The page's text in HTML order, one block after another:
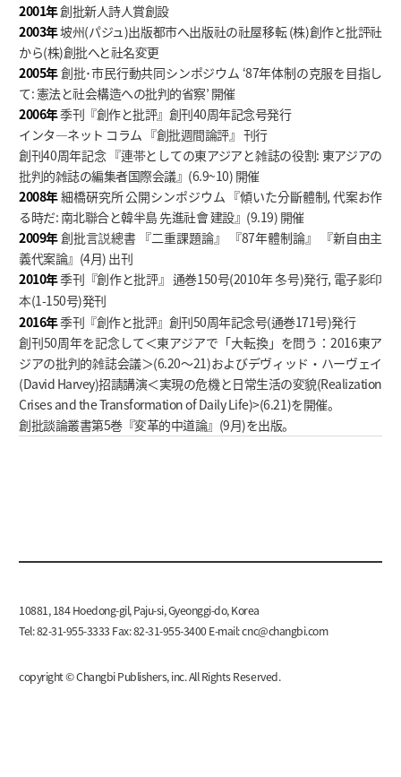
2001年創批新人詩人賞創設
2003年坡州(パジュ)出版都市へ出版社の社屋移転 (株)創作と批評社
から(株)創批へと社名変更
2005年創批･市民行動共同シンポジウム ‘87年体制の克服を目指し
て: 憲法と社会構造への批判的省察’ 開催
2006年季刊『創作と批評』創刊40周年記念号発行
インタ―ネット コラム 『創批週間論評』 刊行
創刊40周年記念 『連帯としての東アジアと雑誌の役割: 東アジアの
批判的雑誌の編集者国際会議』(6.9~10) 開催
2008年細橋硏究所 公開シンポジウム 『傾いた分斷體制, 代案お作
る時だ: 南北聯合と韓半島 先進社會 建設』(9.19) 開催
2009年創批言説總書 『二重課題論』 『87年體制論』 『新自由主
義代案論』(4月) 出刊
2010年季刊『創作と批評』 通巻150号(2010年 冬号)発行, 電子影印
本(1-150号)発刊
2016年季刊『創作と批評』創刊50周年記念号(通巻171号)発行
創刊50周年を記念して＜東アジアで「大転換」を問う：2016東ア
ジアの批判的雑誌会議＞(6.20～21)およびデヴィッド・ハーヴェイ
(David Harvey)招請講演＜実現の危機と日常生活の変貌(Realization
Crises and the Transformation of Daily Life)>(6.21)を開催。
創批談論叢書第5巻『変革的中道論』(9月)を出版。
10881, 184 Hoedong-gil, Paju-si, Gyeonggi-do, Korea
Tel: 82-31-955-3333 Fax: 82-31-955-3400 E-mail:cnc@changbi.com
copyright © Changbi Publishers, inc. All Rights Reserved.